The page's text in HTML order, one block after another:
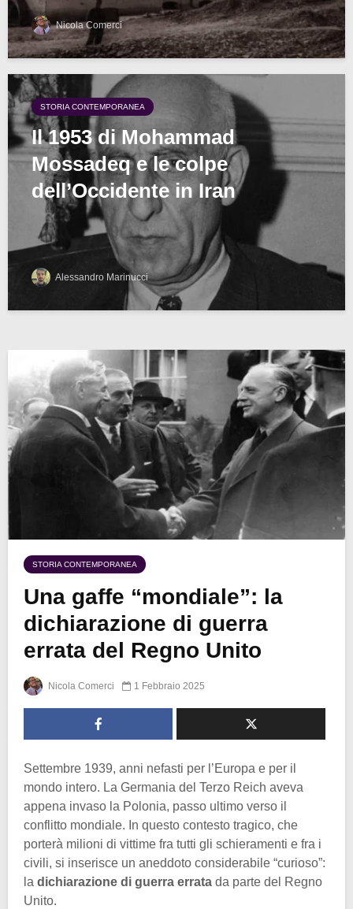
Nicola Comerci
STORIA CONTEMPORANEA
Il 1953 di Mohammad
Mossadeq e le colpe
dell’Occidente in Iran
Alessandro Marinucci
STORIA CONTEMPORANEA
Una gaffe “mondiale”: la
dichiarazione di guerra
errata del Regno Unito
Nicola Comerci 1 Febbraio 2025
Settembre 1939, anni nefasti per l’Europa e per il
mondo intero. La Germania del Terzo Reich aveva
appena invaso la Polonia, passo ultimo verso il
conflitto mondiale. In questo contesto tragico, che
porterà milioni di vittime fra tutti gli schieramenti e fra i
civili, si inserisce un aneddoto considerabile “curioso”:
la dichiarazione di guerra errata da parte del Regno
Unito.